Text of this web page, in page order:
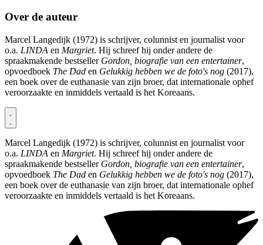
Over de auteur
Marcel Langedijk (1972) is schrijver, colunnist en journalist voor
o.a. LINDA en Margriet. Hij schreef hij onder andere de
spraakmakende bestseller Gordon, biografie van een entertainer,
opvoedboek The Dad en Gelukkig hebben we de foto's nog (2017),
een boek over de euthanasie van zijn broer, dat internationale ophef
veroorzaakte en inmiddels vertaald is het Koreaans.
Marcel Langedijk (1972) is schrijver, colunnist en journalist voor
o.a. LINDA en Margriet. Hij schreef hij onder andere de
spraakmakende bestseller Gordon, biografie van een entertainer,
opvoedboek The Dad en Gelukkig hebben we de foto's nog (2017),
een boek over de euthanasie van zijn broer, dat internationale ophef
veroorzaakte en inmiddels vertaald is het Koreaans.